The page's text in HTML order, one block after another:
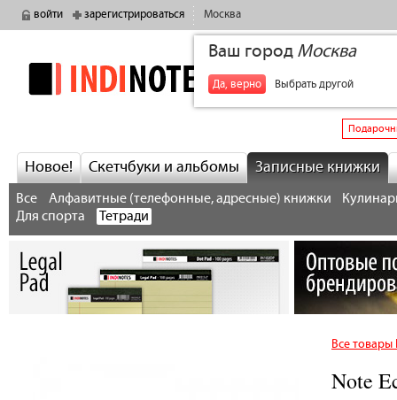
войти зарегистрироваться Москва
Ваш город Москва
Да, верно Выбрать другой
indinotes
Новое! Скетчбуки и альбомы Записные книжки
Все Алфавитные (телефонные, адресные) книжки
Для спорта
Тетради
Все товары
Note